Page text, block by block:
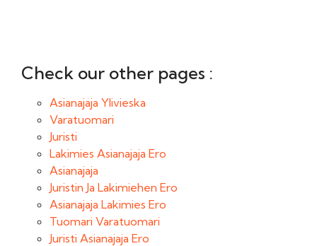
Check our other pages :
Asianajaja Ylivieska
Varatuomari
Juristi
Lakimies Asianajaja Ero
Asianajaja
Juristin Ja Lakimiehen Ero
Asianajaja Lakimies Ero
Tuomari Varatuomari
Juristi Asianajaja Ero